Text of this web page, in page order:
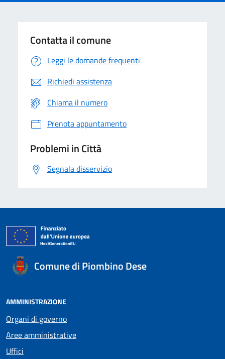
Contatta il comune
Leggi le domande frequenti
Richiedi assistenza
Chiama il numero
Prenota appuntamento
Problemi in Città
Segnala disservizio
Comune di Piombino Dese
AMMINISTRAZIONE
Organi di governo
Aree amministrative
Uffici